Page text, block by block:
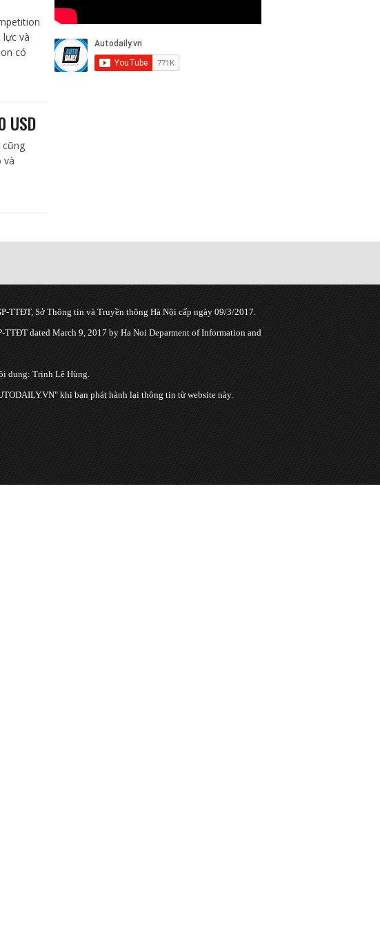
và
có
USD
cũng
và
TTĐT, Sở Thông tin và Truyền thông Hà Nội cấp ngày 09/3/2017.
TTĐT dated March 9, 2017 by Ha Noi Deparment of Information and
dung: Trịnh Lê Hùng.
khi bạn phát hành lại thông tin từ website này.